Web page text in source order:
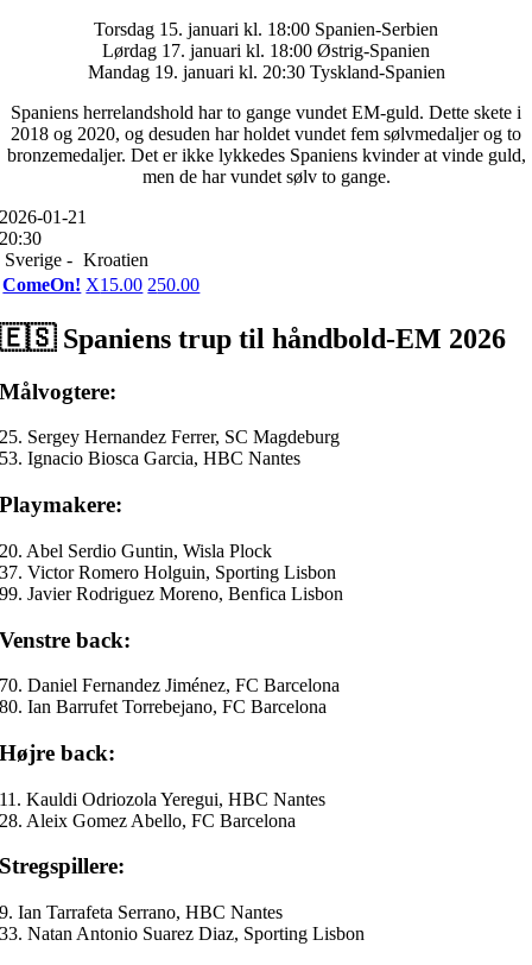
Torsdag 15. januari kl. 18:00 Spanien-Serbien
Lørdag 17. januari kl. 18:00 Østrig-Spanien
Mandag 19. januari kl. 20:30 Tyskland-Spanien
Spaniens herrelandshold har to gange vundet EM-guld. Dette skete i
2018 og 2020, og desuden har holdet vundet fem sølvmedaljer og to
bronzemedaljer. Det er ikke lykkedes Spaniens kvinder at vinde guld,
men de har vundet sølv to gange.
2026-01-21
20:30
Sverige - Kroatien
ComeOn! X15.00 250.00
🇪🇸 Spaniens trup til håndbold-EM 2026
Målvogtere:
25. Sergey Hernandez Ferrer, SC Magdeburg
53. Ignacio Biosca Garcia, HBC Nantes
Playmakere:
20. Abel Serdio Guntin, Wisla Plock
37. Victor Romero Holguin, Sporting Lisbon
99. Javier Rodriguez Moreno, Benfica Lisbon
Venstre back:
70. Daniel Fernandez Jiménez, FC Barcelona
80. Ian Barrufet Torrebejano, FC Barcelona
Højre back:
11. Kauldi Odriozola Yeregui, HBC Nantes
28. Aleix Gomez Abello, FC Barcelona
Stregspillere:
9. Ian Tarrafeta Serrano, HBC Nantes
33. Natan Antonio Suarez Diaz, Sporting Lisbon